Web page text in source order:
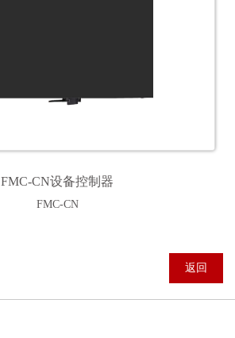
FMC-CN设备控制器
FMC-CN
返回